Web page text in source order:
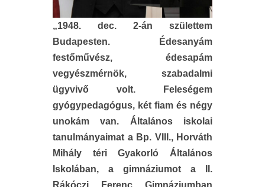
„1948. dec. 2-án születtem
Budapesten. Édesanyám
festőművész, édesapám
vegyészmérnök, szabadalmi
ügyvivő volt. Feleségem
gyógypedagógus, két fiam és négy
unokám van. Általános iskolai
tanulmányaimat a Bp. VIII., Horváth
Mihály téri Gyakorló Általános
Iskolában, a gimnáziumot a II.